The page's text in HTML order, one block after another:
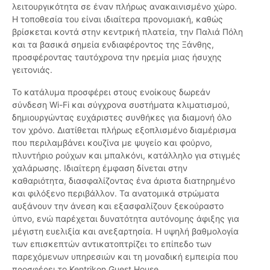
λειτουργικότητα σε έναν πλήρως ανακαινισμένο χώρο.
Η τοποθεσία του είναι ιδιαίτερα προνομιακή, καθώς
βρίσκεται κοντά στην κεντρική πλατεία, την Παλιά Πόλη
και τα βασικά σημεία ενδιαφέροντος της Ξάνθης,
προσφέροντας ταυτόχρονα την ηρεμία μιας ήσυχης
γειτονιάς.
Το κατάλυμα προσφέρει στους ενοίκους δωρεάν
σύνδεση Wi-Fi και σύγχρονα συστήματα κλιματισμού,
δημιουργώντας ευχάριστες συνθήκες για διαμονή όλο
τον χρόνο. Διατίθεται πλήρως εξοπλισμένο διαμέρισμα
που περιλαμβάνει κουζίνα με ψυγείο και φούρνο,
πλυντήριο ρούχων και μπαλκόνι, κατάλληλο για στιγμές
χαλάρωσης. Ιδιαίτερη έμφαση δίνεται στην
καθαριότητα, διασφαλίζοντας ένα άριστα διατηρημένο
και φιλόξενο περιβάλλον. Τα ανατομικά στρώματα
αυξάνουν την άνεση και εξασφαλίζουν ξεκούραστο
ύπνο, ενώ παρέχεται δυνατότητα αυτόνομης άφιξης για
μέγιστη ευελιξία και ανεξαρτησία. Η υψηλή βαθμολογία
των επισκεπτών αντικατοπτρίζει το επίπεδο των
παρεχόμενων υπηρεσιών και τη μοναδική εμπειρία που